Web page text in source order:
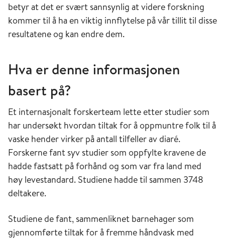
betyr at det er svært sannsynlig at videre forskning
kommer til å ha en viktig innflytelse på vår tillit til disse
resultatene og kan endre dem.
Hva er denne informasjonen
basert på?
Et internasjonalt forskerteam lette etter studier som
har undersøkt hvordan tiltak for å oppmuntre folk til å
vaske hender virker på antall tilfeller av diaré.
Forskerne fant syv studier som oppfylte kravene de
hadde fastsatt på forhånd og som var fra land med
høy levestandard. Studiene hadde til sammen 3748
deltakere.
Studiene de fant, sammenliknet barnehager som
gjennomførte tiltak for å fremme håndvask med